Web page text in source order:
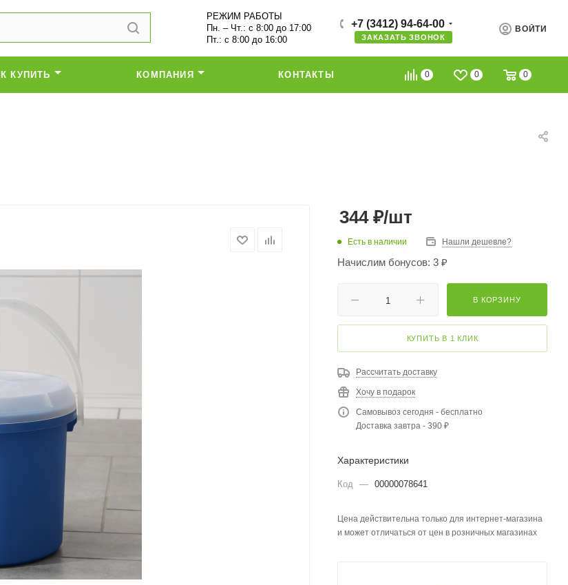
ВОЙТИ
РЕЖИМ РАБОТЫ
Пн. – Чт.: с 8:00 до 17:00
Пт.: с 8:00 до 16:00
+7 (3412) 94-64-00
ЗАКАЗАТЬ ЗВОНОК
0 0 0
КУПИТЬ КОМПАНИЯ КОНТАКТЫ
344₽/шт
Есть в наличии Нашли дешевле?
Начислим бонусов: 3 ₽
В КОРЗИНУ
КУПИТЬ В 1 КЛИК
Рассчитать доставку
Хочу в подарок
Самовывоз сегодня - бесплатно
Доставка завтра - 390 ₽
Характеристики
Код — 00000078641
Цена действительна только для интернет-магазина
и может отличаться от цен в розничных магазинах